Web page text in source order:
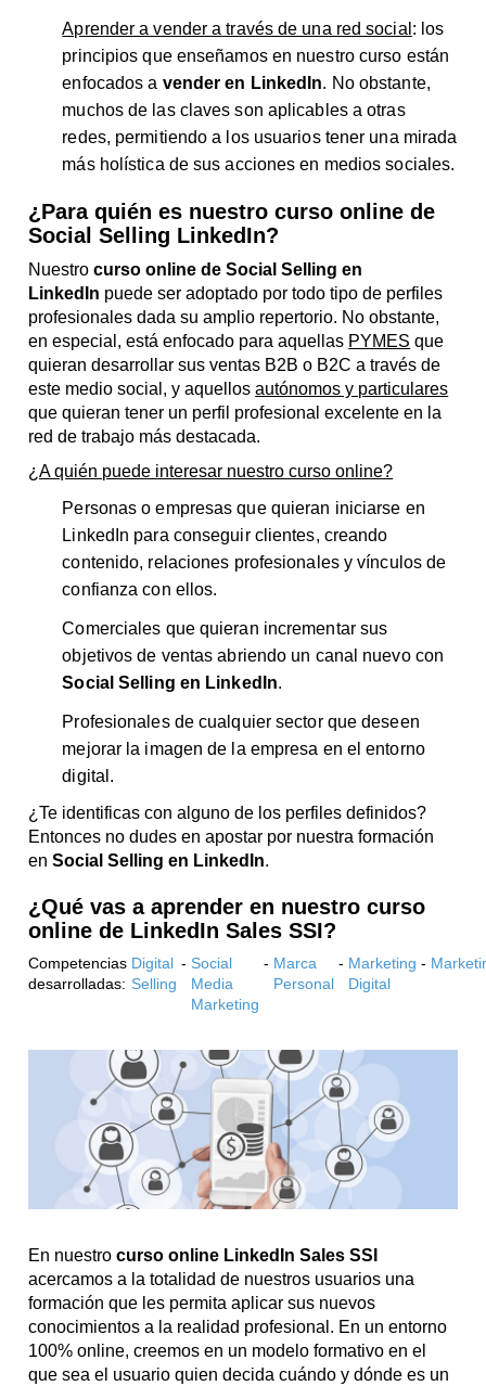
Aprender a vender a través de una red social : los
principios que enseñamos en nuestro curso están
enfocados a vender en LinkedIn. No obstante,
muchos de las claves son aplicables a otras
redes, permitiendo a los usuarios tener una mirada
más holística de sus acciones en medios sociales.
¿Para quién es nuestro curso online de
Social Selling LinkedIn?
Nuestro curso online deSocial Selling en
LinkedIn puede ser adoptado por todo tipo de perfiles
profesionales dada su amplio repertorio. No obstante,
en especial, está enfocado para aquellas PYMES que
quieran desarrollar sus ventas B2B o B2C a través de
este medio social, y aquellosautónomos y particulares
que quieran tener un perfil profesional excelente en la
red de trabajo más destacada.
¿A quién puede interesar nuestro curso online?
Personas o empresas que quieran iniciarse en
LinkedIn para conseguir clientes, creando
contenido, relaciones profesionales y vínculos de
confianza con ellos.
Comerciales que quieran incrementar sus
objetivos de ventas abriendo un canal nuevo con
Social Selling en LinkedIn.
Profesionales de cualquier sector que deseen
mejorar la imagen de la empresa en el entorno
digital.
¿Te identificas con alguno de los perfiles definidos?
Entonces no dudes en apostar por nuestra formación
enSocial Selling en LinkedIn.
¿Qué vas a aprender en nuestro curso
online de LinkedIn Sales SSI?
Competencias
desarrolladas:
Digital
Selling
- Social
Media
Marketing
- Marca
Personal
- Marketing
Digital
-
En nuestrocurso online LinkedIn Sales SSI
acercamos a la totalidad de nuestros usuarios una
formación que les permita aplicar sus nuevos
conocimientos a la realidad profesional. En un entorno
100% online, creemos en un modelo formativo en el
que sea el usuario quien decida cuándo y dónde es un